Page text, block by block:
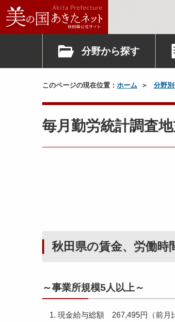
分野から探す
このページの現在位置： ホーム 分野
毎月勤労統計調査
秋田県の賃金、労働時
～事業所規模5人以上～
現金給与総額 267,495円（前月
金